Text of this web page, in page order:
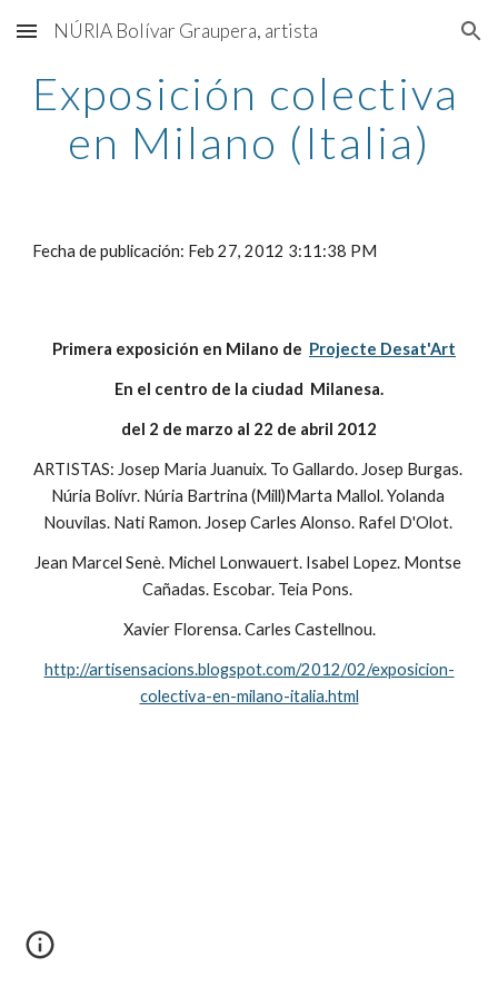
Skip to main content Skip to navigation
NÚRIA Bolívar Graupera, artista
Exposición colectiva
en Milano (Italia)
Fecha de publicación: Feb 27, 2012 3:11:38 PM
Primera exposición en Milano de Projecte Desat'Art
En el centro de la ciudad  Milanesa.
del 2 de marzo al 22 de abril 2012
ARTISTAS: Josep Maria Juanuix. To Gallardo. Josep Burgas.
Núria Bolívr. Núria Bartrina (Mill)Marta Mallol. Yolanda
Nouvilas. Nati Ramon. Josep Carles Alonso. Rafel D'Olot.
Jean Marcel Senè. Michel Lonwauert. Isabel Lopez. Montse
Cañadas. Escobar. Teia Pons.
Xavier Florensa. Carles Castellnou.
http://artisensacions.blogspot.com/2012/02/exposicion-
colectiva-en-milano-italia.html